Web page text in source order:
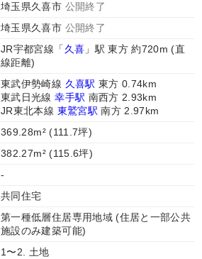
埼玉県久喜市 公開終了
埼玉県久喜市 公開終了
JR宇都宮線「 久喜 」駅 東方 約720m (直
線距離)
東武伊勢崎線 久喜駅 東方 0.74km
東武日光線幸手駅 南西方 2.93km
JR東北本線 東鷲宮駅 南方 2.97km
369.28m² (111.7坪)
382.27m² (115.6坪)
-
共同住宅
第一種低層住居専用地域 (住居と一部公共
施設のみ建築可能)
1〜2. 土地